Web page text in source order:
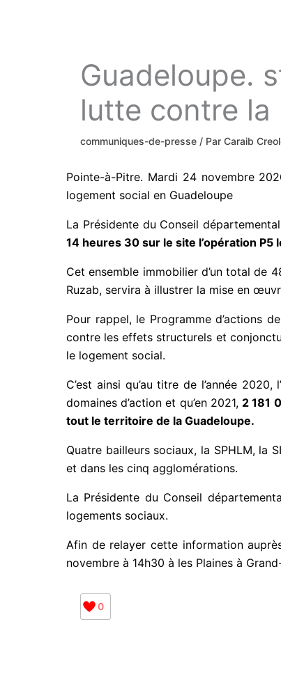
Guadeloupe.
lutte contre la
communiques-de-presse / Par Caraib
Pointe-à-Pitre. Mardi 24 novembre
logement social en Guadeloupe
La Présidente du Conseil
14 heures 30 sur le site l’opération P5
Cet ensemble immobilier d’un total de
Ruzab, servira à illustrer la mise en
Pour rappel, le Programme d’actions
contre les effets structurels et
le logement social.
C’est ainsi qu’au titre de l’année
domaines d’action et qu’en 2021, 2 181
tout le territoire de la Guadeloupe.
Quatre bailleurs sociaux, la SPHLM, la
et dans les cinq agglomérations.
La Présidente du Conseil
logements sociaux.
Afin de relayer cette information
novembre à 14h30 à les Plaines à
0